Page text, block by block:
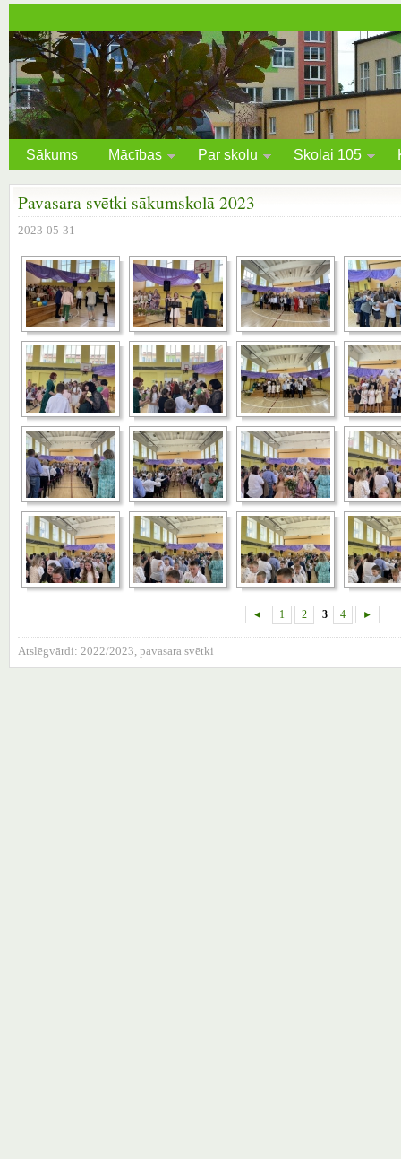
Sākums Mācības Par skolu Skolai 105
Pavasara svētki sākumskolā 2023
2023-05-31
◄ 1 2 3 4 ►
Atslēgvārdi: 2022/2023, pavasara svētki